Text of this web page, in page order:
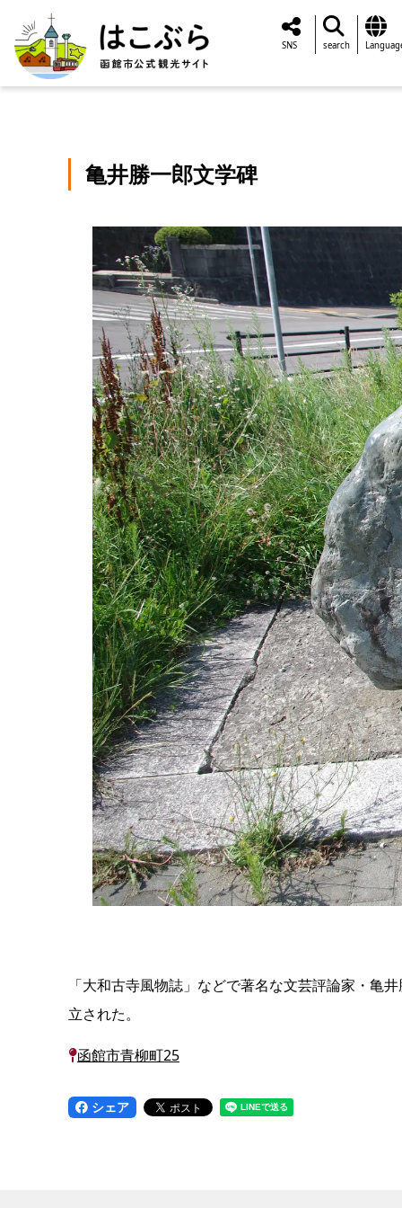
SNS search
亀井勝一郎文学碑
「大和古寺風物誌」などで著名な文芸評論家・亀
立された。
函館市青柳町25
シェア